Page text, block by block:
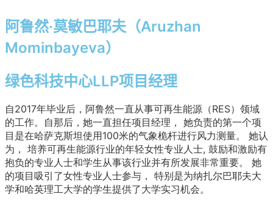
阿鲁然·莫敏巴耶夫（Aruzhan
Mominbayeva）
绿色科技中心LLP项目经理
自2017年毕业后，阿鲁然一直从事可再生能源（RES）领域
的工作。自那后，她一直担任项目经理， 她负责的第一个项
目是在哈萨克斯坦使用100米的气象桅杆进行风力测量。 她认
为， 培养可再生能源行业的年轻女性专业人士, 鼓励和激励有
抱负的专业人士和学生从事该行业并有所发展非常重要。 她
的项目吸引了女性专业人士参与， 特别是为纳扎尔巴耶夫大
学和哈英理工大学的学生提供了大学实习机会。